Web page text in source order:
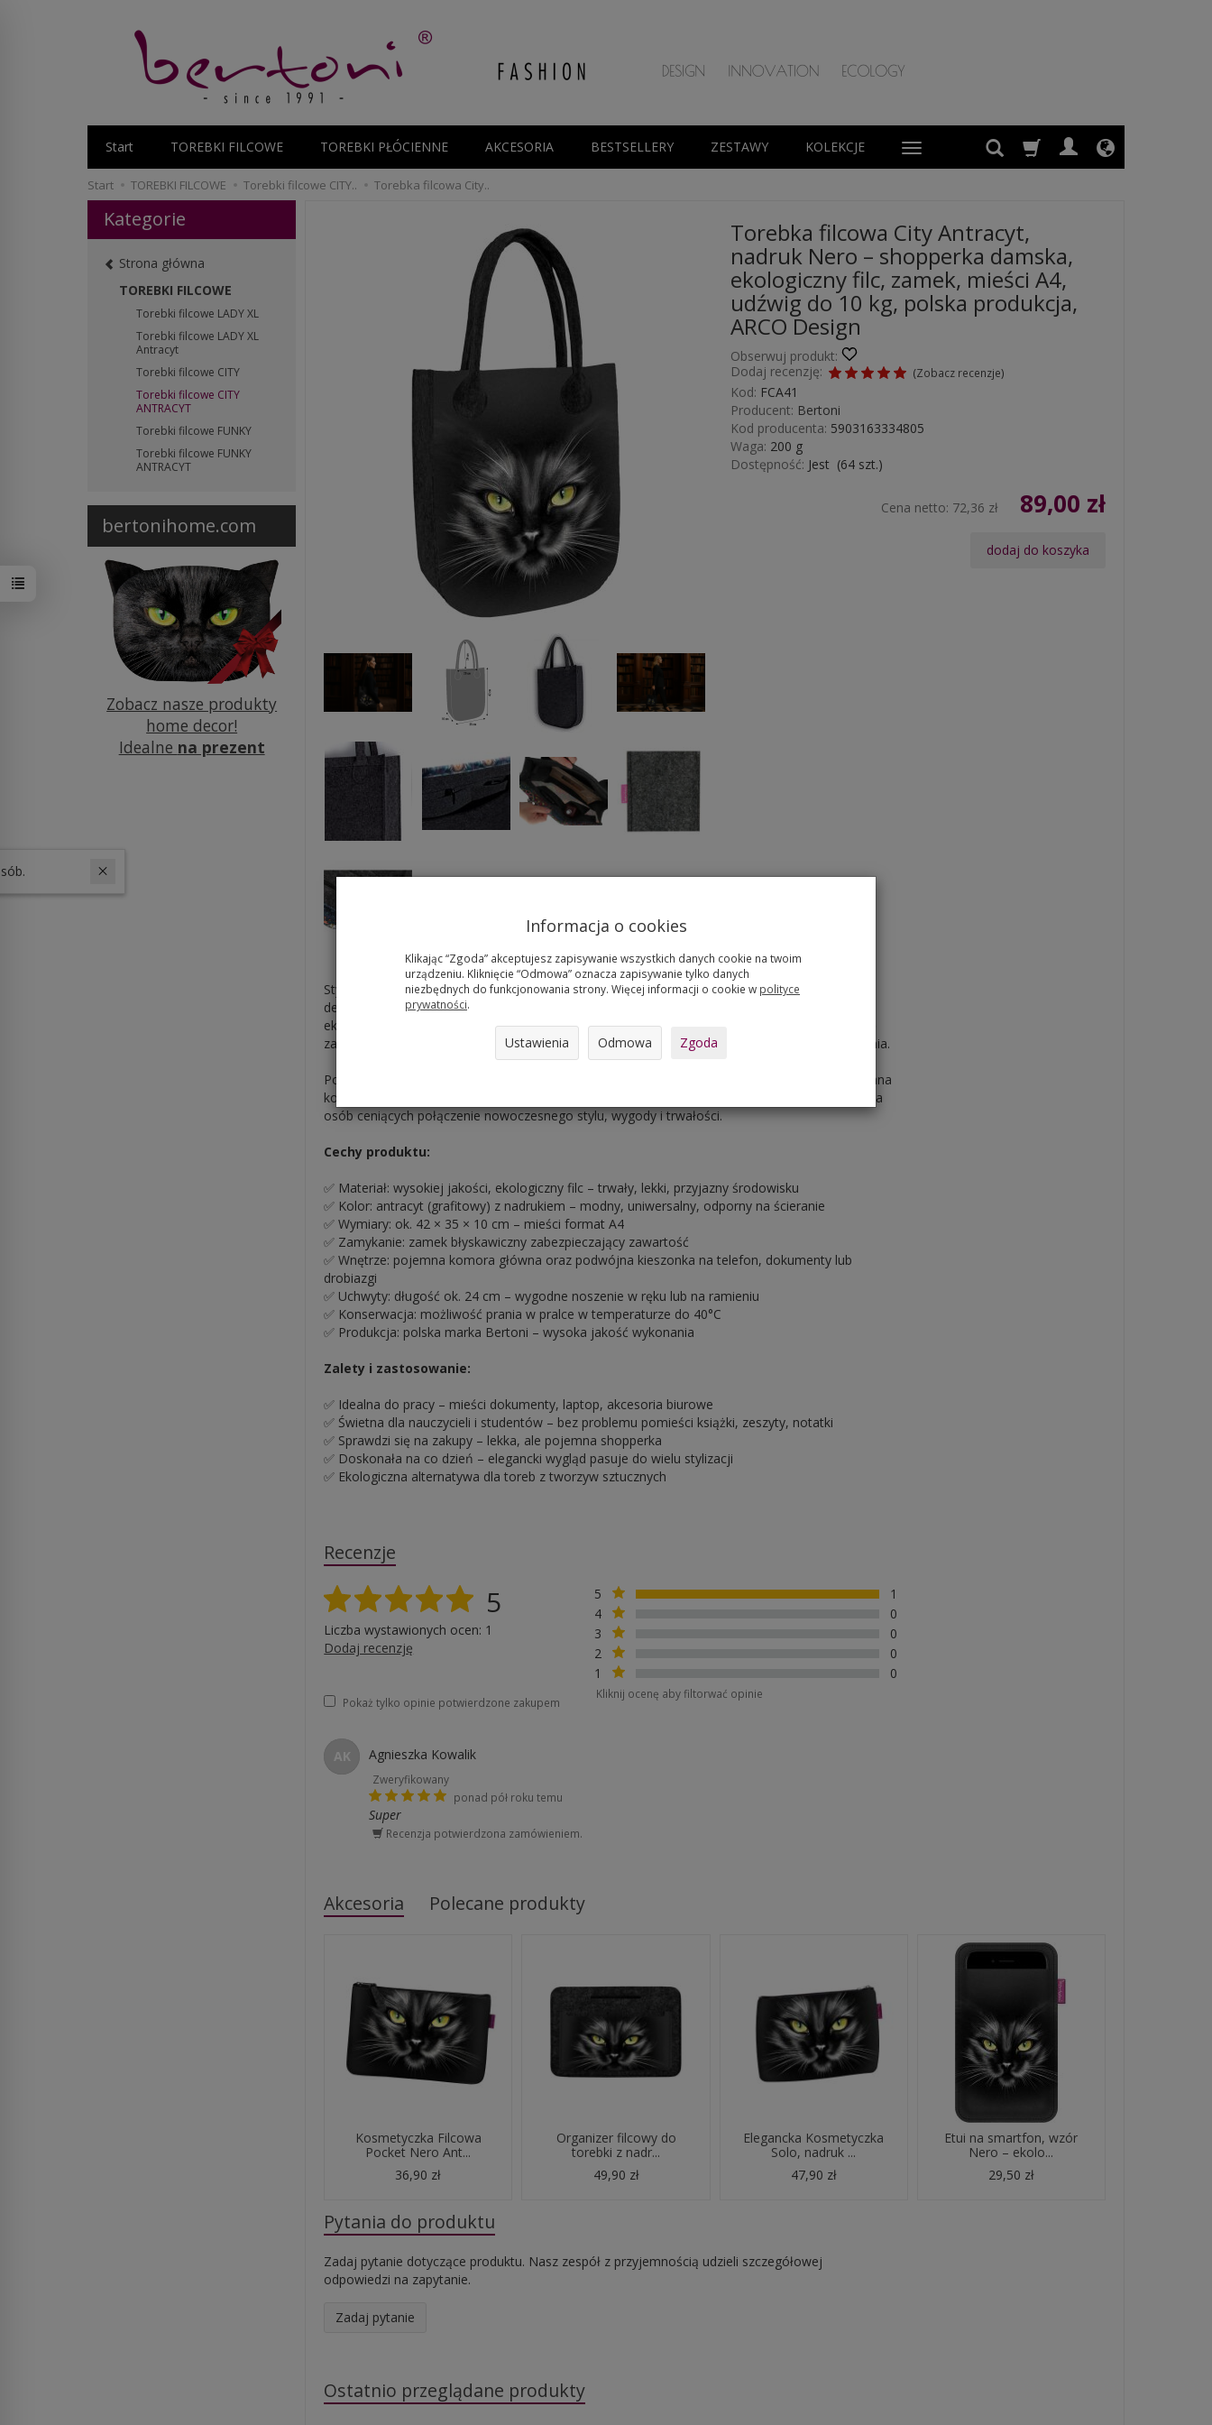
Start TOREBKI FILCOWE TOREBKI PŁÓCIENNE AKCESORIA BESTSELLERY ZESTAWY KOLEKCJE
Start TOREBKI FILCOWE Torebki filcowe CITY.. Torebka filcowa City..
Torebka filcowa City Antracyt,
nadruk Nero – shopperka damska,
ekologiczny filc, zamek, mieści A4,
udźwig do 10 kg, polska produkcja,
ARCO Design
Obserwuj produkt:
Dodaj recenzję:
(Zobacz recenzje)
Kod: FCA41
Producent: Bertoni
Kod producenta: 5903163334805
Waga: 200 g
Dostępność: Jest (64szt.)
Cena netto: 72,36 zł 89,00 zł
dodaj do koszyka
Stylowa i praktyczna torba filcowa CITY ANTRACYT marki Bertoni to połączenie eleganckiego
designu, funkcjonalności i dbałości o środowisko. Wykonana z wysokogatunkowego,
ekologicznego filcu w grafitowym kolorze, wzbogacona o trwały nadruk full-color, sprawdzi się
zarówno w pracy, na uczelni, w szkole, jak i w czasie codziennych wyjść na zakupy czy spotkania.
Pojemna komora główna bez trudu mieści dokumenty formatu A4, laptop lub tablet, a zamykana
konstrukcja i dodatkowe kieszonki zapewniają bezpieczeństwo i porządek. To idealny wybór dla
osób ceniących połączenie nowoczesnego stylu, wygody i trwałości.
Cechy produktu:
✅ Materiał: wysokiej jakości, ekologiczny filc – trwały, lekki, przyjazny środowisku
✅ Kolor: antracyt (grafitowy) z nadrukiem – modny, uniwersalny, odporny na ścieranie
✅ Wymiary: ok. 42 × 35 × 10 cm – mieści format A4
✅ Zamykanie: zamek błyskawiczny zabezpieczający zawartość
✅ Wnętrze: pojemna komora główna oraz podwójna kieszonka na telefon, dokumenty lub
drobiazgi
✅ Uchwyty: długość ok. 24 cm – wygodne noszenie w ręku lub na ramieniu
✅ Konserwacja: możliwość prania w pralce w temperaturze do 40°C
✅ Produkcja: polska marka Bertoni – wysoka jakość wykonania
Zalety i zastosowanie:
✅ Idealna do pracy – mieści dokumenty, laptop, akcesoria biurowe
✅ Świetna dla nauczycieli i studentów – bez problemu pomieści książki, zeszyty, notatki
✅ Sprawdzi się na zakupy – lekka, ale pojemna shopperka
✅ Doskonała na co dzień – elegancki wygląd pasuje do wielu stylizacji
✅ Ekologiczna alternatywa dla toreb z tworzyw sztucznych
Recenzje
5
Liczba wystawionych ocen: 1
Dodaj recenzję
Pokaż tylko opinie potwierdzone zakupem
5
1
4
0
3
0
2
0
1
0
Kliknij ocenę aby filtorwać opinie
AK Agnieszka Kowalik
Zweryfikowany
ponad pół roku temu
Super
Recenzja potwierdzona zamówieniem.
Akcesoria Polecane produkty
Kosmetyczka Filcowa
Pocket Nero Ant...
36,90 zł
Organizer filcowy do
torebki z nadr...
49,90 zł
Elegancka Kosmetyczka
Solo, nadruk ...
47,90 zł
Etui na smartfon, wzór
Nero – ekolo...
29,50 zł
Pytania do produktu
Zadaj pytanie dotyczące produktu. Nasz zespół z przyjemnością udzieli szczegółowej
odpowiedzi na zapytanie.
Zadaj pytanie
Ostatnio przeglądane produkty
W ostatnich 30 dniach produktem interesuje się osób.
Kategorie
Strona główna
TOREBKI FILCOWE
Torebki filcowe LADY XL
Torebki filcowe LADY XL
Antracyt
Torebki filcowe CITY
Torebki filcowe CITY
ANTRACYT
Torebki filcowe FUNKY
Torebki filcowe FUNKY
ANTRACYT
bertonihome.com
Zobacz nasze produkty
home decor!
Idealne na prezent
Informacja o cookies
Klikając “Zgoda” akceptujesz zapisywanie wszystkich danych cookie na twoim
urządzeniu. Kliknięcie “Odmowa” oznacza zapisywanie tylko danych
niezbędnych do funkcjonowania strony. Więcej informacji o cookie w polityce
prywatności.
Ustawienia Odmowa Zgoda